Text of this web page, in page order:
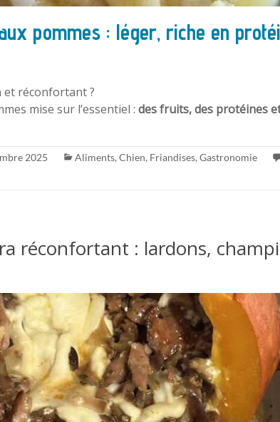
pommes : léger, riche en
et réconfortant ?
mise sur l’essentiel : des fruits, des protéines
2025 Aliments, Chien, Friandises, Gastronomie
réconfortant : lardons,